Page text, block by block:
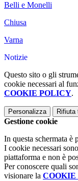
Belli e Monelli
Chiusa
Varna
Notizie
Questo sito o gli
cookie necessari al
COOKIE POLICY.
Personalizza Rifiuta
Gestione cookie
In questa schermata è
I cookie necessari
piattaforma e non è
Per conoscere quali
visionare la